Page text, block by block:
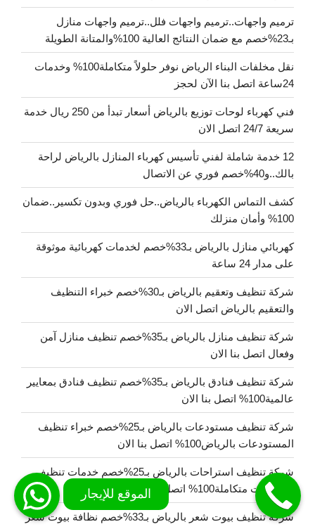
ترميم واجهات..ترميم واجهات فلل..ترميم واجهات منازل
بـ23%خصم مع ضمان النتائج العالية 100%والمتانة الطويلة
نقل مخلفات البناء الرياض نوفر حلولاً متكاملة100% وخدمات
24ساعة اتصل بنا الآن لحجز
فني كهرباء لوحات توزيع بالرياض أسعار تبدأ من 250 ريال خدمة
سريعة 24/7 اتصل الان
12 خدمة شاملة لفني تأسيس كهرباء المنازل بالرياض لراحة
بالك..و40%خصم فوري عن الاتصال
كشف التماس الكهرباء بالرياض..حل فوري وبدون تكسير..ضمان
100% وأمان منزلك
كهربائي منازل بالرياض بـ33%خصم لخدمات كهربائية موثوقة
على مدار 24 ساعة
شركة تنظيف وتعقيم بالرياض بـ30%خصم خبراء التنظيف
والتعقيم بالرياض اتصل الان
شركة تنظيف منازل بالرياض بـ35%خصم تنظيف منازل آمن
وفعال اتصل بنا الان
شركة تنظيف فنادق بالرياض بـ35%خصم تنظيف فنادق بمعايير
عالمية100% اتصل بنا الان
شركة تنظيف مستودعات بالرياض بـ25%خصم خبراء تنظيف
المستودعات بالرياض100% اتصل بنا الان
شركة تنظيف استراحات بالرياض بـ25%خصم خدمات تنظيف
استراحات متكاملة100% اتصل بنا الان
شركة تنظيف بيوت شعر بالرياض بـ33%خصم نظافة بيوت شعر